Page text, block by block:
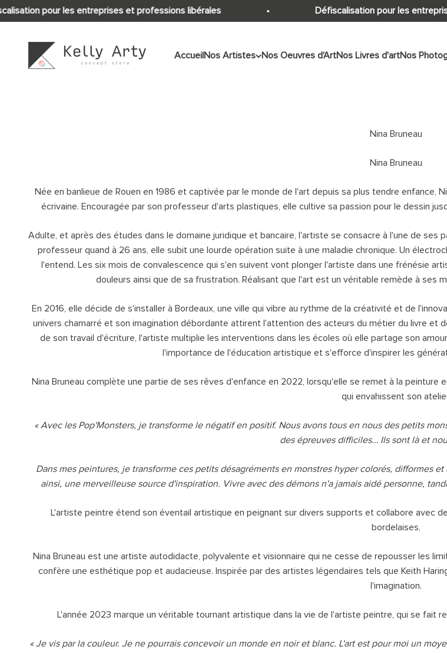
Passer au contenupour les entreprises et professions libérales Défiscalisation pour les
AccueilNos Artistes Nos Oeuvres d'ArtNos Livres d'artNos
Kelly Arty
Nina Bruneau
Née en banlieue de Rouen en 1986 et captivée par le monde de l'art depuis sa plus tendre enfance,
écrivaine. Encouragée par son professeur d'arts plastiques, elle cultive sa passion pour le dessin
Adulte, et après des études dans le domaine juridique et bancaire, l'artiste se consacre à l'une de ses
professeur quand à 26 ans, elle subit une lourde opération suite à une maladie chronique. Un
l'entend. Les six mois de convalescence qui s'en suivent vont plonger l'artiste dans une frénésie
douleurs ainsi que de sa frustration. Réalisant que l'art est un véritable remède à ses
En 2016, elle décide de s'installer à Bordeaux, une ville qui vibre au rythme de la créativité et de
univers chamarré et son imagination débordante attirent l'attention des acteurs du métier du livre et
de son travail d'écriture, l'artiste multiplie les interventions dans les écoles où elle partage son
l'importance de l'éducation artistique et s'efforce d'inspirer les
Nina Bruneau complète une partie de ses rêves d'enfance en 2022, lorsqu'elle se remet à la
qui envahissent son
« Avec les Pop'Monsters, je transforme le négatif en positif. Nous avons tous en nous des petits
des épreuves difficiles… Ils sont là et
Dans mes peintures, je transforme ces petits désagréments en monstres hyper colorés, difformes
ainsi, une merveilleuse source d'inspiration. Vivre avec des démons n'a jamais aidé personne,
L'artiste peintre étend son éventail artistique en peignant sur divers supports et collabore avec
bordelaises.
Nina Bruneau est une artiste autodidacte, polyvalente et visionnaire qui ne cesse de repousser les
confère une esthétique pop et audacieuse. Inspirée par des artistes légendaires tels que Keith
l'imagination.
L'année 2023 marque un véritable tournant artistique dans la vie de l'artiste peintre, qui se fait
« Je vis par la couleur. Je ne pourrais concevoir un monde en noir et blanc. L'art est pour moi un